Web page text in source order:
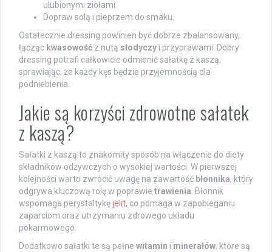
ulubionymi ziołami.
Dopraw solą i pieprzem do smaku.
Ostatecznie dressing powinien być dobrze zbalansowany,
łącząc kwasowość z nutą słodyczy i przyprawami. Dobry
dressing potrafi całkowicie odmienić sałatkę z kaszą,
sprawiając, że każdy kęs będzie przyjemnością dla
podniebienia.
Jakie są korzyści zdrowotne sałatek
z kaszą?
Sałatki z kaszą to znakomity sposób na włączenie do diety
składników odżywczych o wysokiej wartości. W pierwszej
kolejności warto zwrócić uwagę na zawartość błonnika, który
odgrywa kluczową rolę w poprawie trawienia . Błonnik
wspomaga perystaltykęjelit, co pomaga w zapobieganiu
zaparciom oraz utrzymaniu zdrowego układu
pokarmowego.
Dodatkowo sałatki te są pełne witamin i minerałów, które są